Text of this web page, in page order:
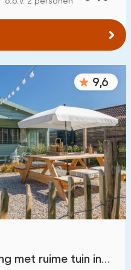
km)
329
78
9,6
met ruime tuin in